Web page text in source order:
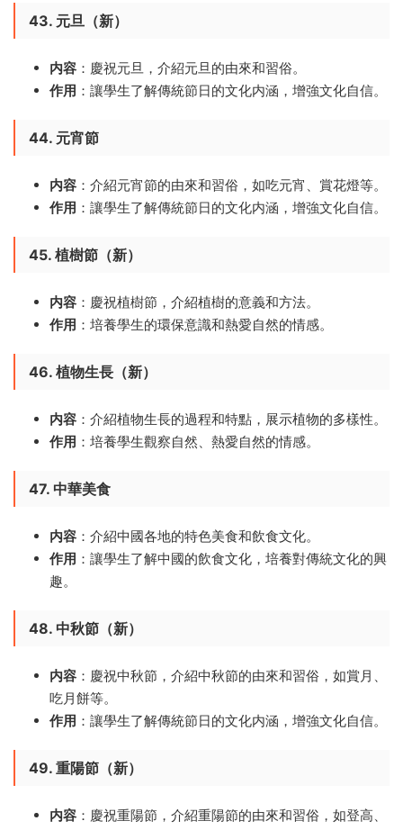
43. 元旦（新）
内容 ：慶祝元旦，介紹元旦的由來和習俗。
作用 ：讓學生了解傳統節日的文化内涵，增強文化自信。
44. 元宵節
内容 ：介紹元宵節的由來和習俗，如吃元宵、賞花燈等。
作用 ：讓學生了解傳統節日的文化内涵，增強文化自信。
45. 植樹節（新）
内容 ：慶祝植樹節，介紹植樹的意義和方法。
作用 ：培養學生的環保意識和熱愛自然的情感。
46. 植物生長（新）
内容 ：介紹植物生長的過程和特點，展示植物的多樣性。
作用 ：培養學生觀察自然、熱愛自然的情感。
47. 中華美食
内容 ：介紹中國各地的特色美食和飲食文化。
作用 ：讓學生了解中國的飲食文化，培養對傳統文化的興
趣。
48. 中秋節（新）
内容 ：慶祝中秋節，介紹中秋節的由來和習俗，如賞月、
吃月餅等。
作用 ：讓學生了解傳統節日的文化内涵，增強文化自信。
49. 重陽節（新）
内容 ：慶祝重陽節，介紹重陽節的由來和習俗，如登高、